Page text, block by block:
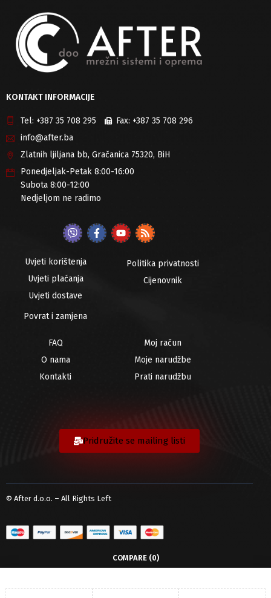
KONTAKT INFORMACIJE
Tel: +387 35 708 295 Fax: +387 35 708 296
info@after.ba
Zlatnih ljiljana bb, Gračanica 75320, BiH
Ponedjeljak-Petak 8:00-16:00
Subota 8:00-12:00
Nedjeljom ne radimo
Uvjeti korištenja
Uvjeti plaćanja
Uvjeti dostave
Povrat i zamjena
Politika privatnosti
Cijenovnik
FAQ
O nama
Kontakti
Moj račun
Moje narudžbe
Prati narudžbu
Pridružite se mailing listi
© After d.o.o. – All Rights Left
COMPARE (0)